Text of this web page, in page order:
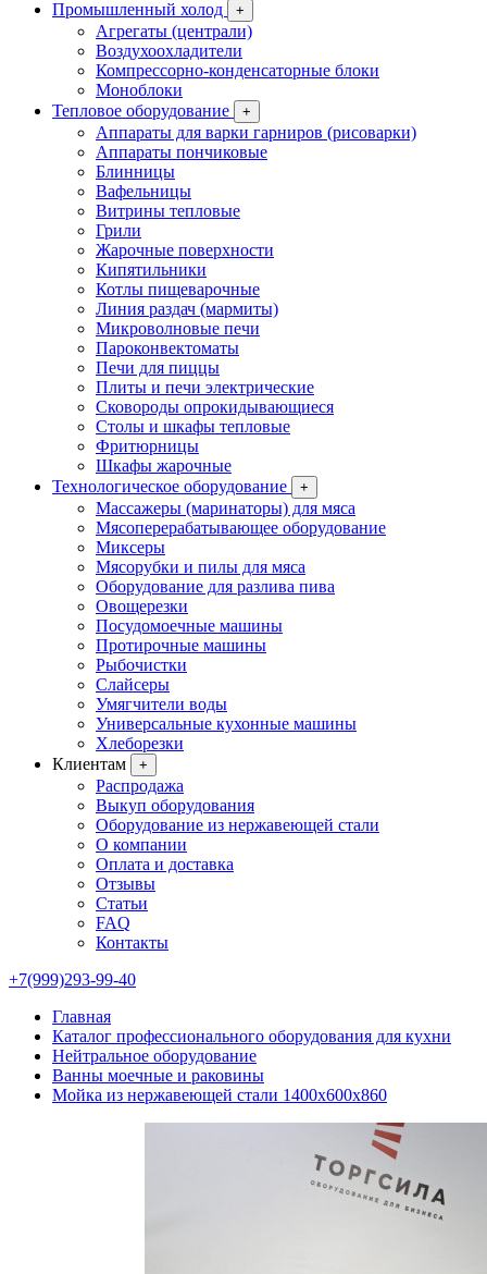
Промышленный холод +
Агрегаты (централи)
Воздухоохладители
Компрессорно-конденсаторные блоки
Моноблоки
Тепловое оборудование
+
Аппараты для варки гарниров (рисоварки)
Аппараты пончиковые
Блинницы
Вафельницы
Витрины тепловые
Грили
Жарочные поверхности
Кипятильники
Котлы пищеварочные
Линия раздач (мармиты)
Микроволновые печи
Пароконвектоматы
Печи для пиццы
Плиты и печи электрические
Сковороды опрокидывающиеся
Столы и шкафы тепловые
Фритюрницы
Шкафы жарочные
Технологическое оборудование
+
Массажеры (маринаторы) для мяса
Мясоперерабатывающее оборудование
Миксеры
Мясорубки и пилы для мяса
Оборудование для разлива пива
Овощерезки
Посудомоечные машины
Протирочные машины
Рыбочистки
Слайсеры
Умягчители воды
Универсальные кухонные машины
Хлеборезки
Клиентам
+
Распродажа
Выкуп оборудования
Оборудование из нержавеющей стали
О компании
Оплата и доставка
Отзывы
Статьи
FAQ
Контакты
+7(999)293-99-40
Главная
Каталог профессионального оборудования для кухни
Нейтральное оборудование
Ванны моечные и раковины
Мойка из нержавеющей стали 1400х600х860